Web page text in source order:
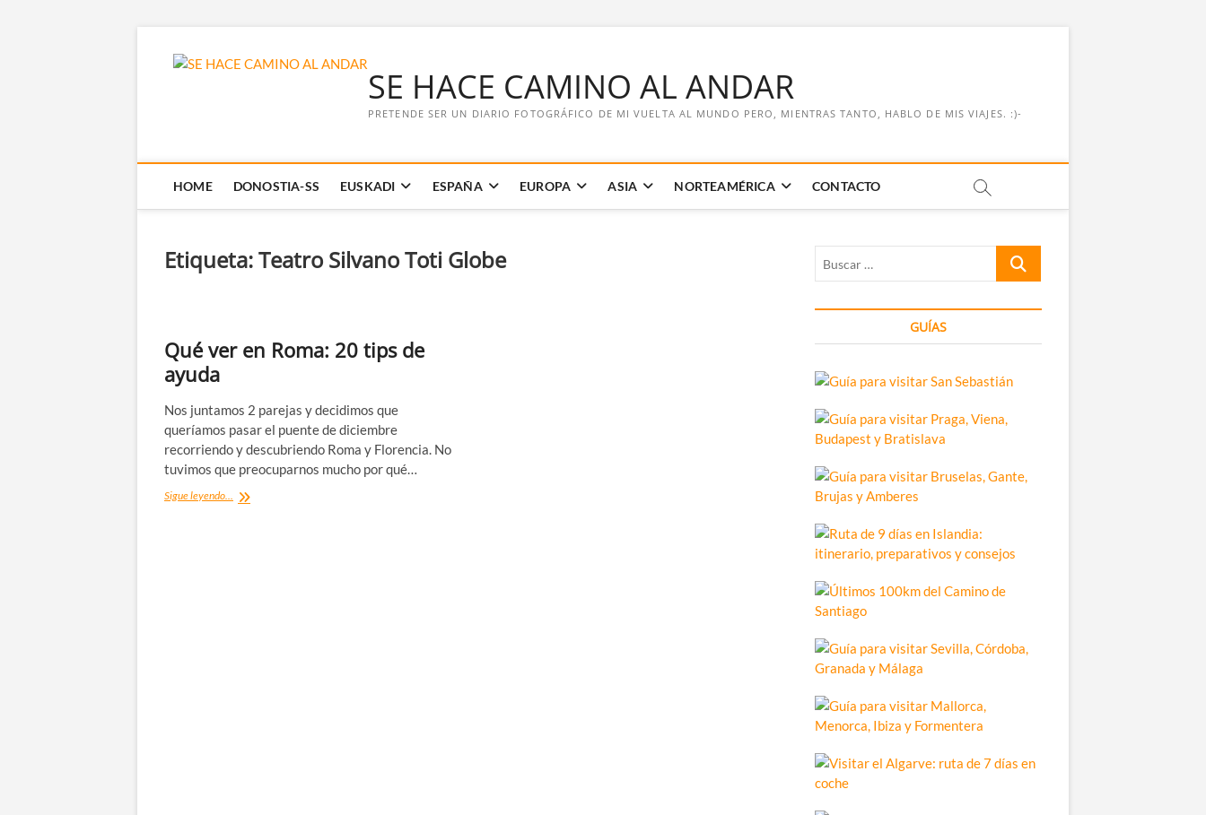
SE HACE CAMINO AL ANDAR
PRETENDE SER UN DIARIO FOTOGRÁFICO DE MI VUELTA AL MUNDO PERO, MIENTRAS TANTO, HABLO DE MIS VIAJES. :)-
HOME DONOSTIA-SS EUSKADI ESPAÑA EUROPA ASIA NORTEAMÉRICA CONTACTO
Etiqueta:Teatro Silvano Toti Globe
Qué ver en Roma: 20 tips de
ayuda
Nos juntamos 2 parejas y decidimos que
queríamos pasar el puente de diciembre
recorriendo y descubriendo Roma y Florencia. No
tuvimos que preocuparnos mucho por qué…
Sigue leyendo... Qué
Buscar
GUÍAS